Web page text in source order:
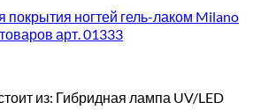
ногтей гель-лаком Milano
арт. 01333
из: Гибридная лампа UV/LED